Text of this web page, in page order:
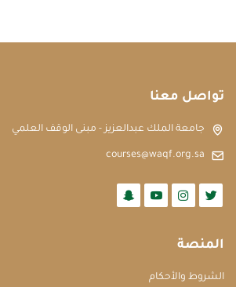
تواصل معنا
جامعة الملك عبدالعزيز - مبنى الوقف العلمي
courses@waqf.org.sa
المنصة
الشروط والأحكام